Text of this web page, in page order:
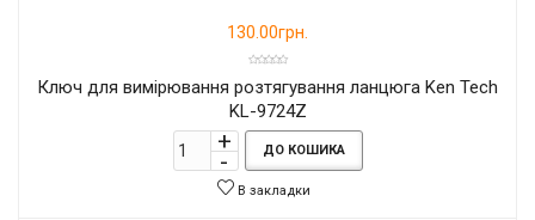
130.00грн.
Ключ для вимірювання розтягування ланцюга Ken Tech
KL-9724Z
ДО КОШИКА
В закладки